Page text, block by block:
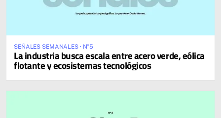
SEÑALES SEMANALES · Nº5
La industria busca escala entre acero verde, eólica
flotante y ecosistemas tecnológicos